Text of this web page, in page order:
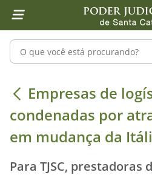
1 Ir para o conteúdo
2 Ir para a ferramenta de
4 Ir para o menu principal
5 Ir para a pesquisa
6 Ir para o rodapé
7 Ir para a página inicial
Pesquisar no portal
Empresas de
Empresas de
condenadas por
em mudança da
Para TJSC, prestadoras